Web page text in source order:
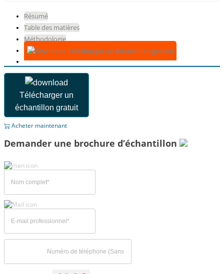
Résumé
Table des matières
Méthodologie
Télécharger un échantillon gratuit
Télécharger un
échantillon gratuit
Acheter maintenant
Demander une brochure d’échantillon